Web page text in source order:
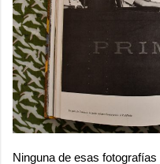
Ninguna de esas